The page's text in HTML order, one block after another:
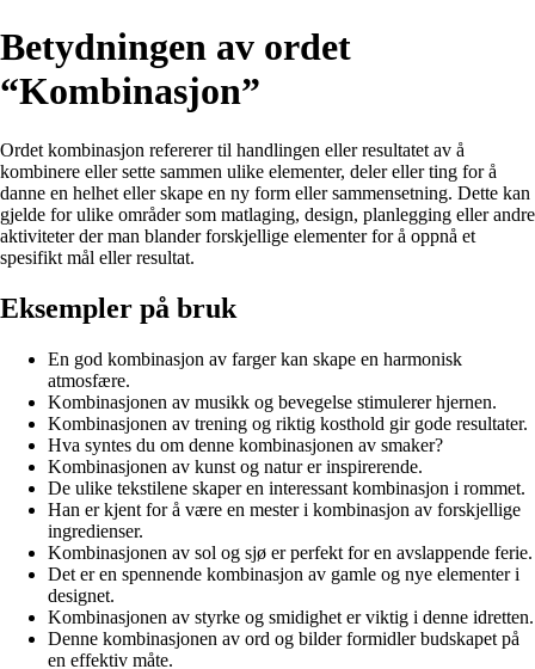
Betydningen av ordet
“Kombinasjon”
Ordet kombinasjon refererer til handlingen eller resultatet av å
kombinere eller sette sammen ulike elementer, deler eller ting for å
danne en helhet eller skape en ny form eller sammensetning. Dette kan
gjelde for ulike områder som matlaging, design, planlegging eller andre
aktiviteter der man blander forskjellige elementer for å oppnå et
spesifikt mål eller resultat.
Eksempler på bruk
En god kombinasjon av farger kan skape en harmonisk
atmosfære.
Kombinasjonen av musikk og bevegelse stimulerer hjernen.
Kombinasjonen av trening og riktig kosthold gir gode resultater.
Hva syntes du om denne kombinasjonen av smaker?
Kombinasjonen av kunst og natur er inspirerende.
De ulike tekstilene skaper en interessant kombinasjon i rommet.
Han er kjent for å være en mester i kombinasjon av forskjellige
ingredienser.
Kombinasjonen av sol og sjø er perfekt for en avslappende ferie.
Det er en spennende kombinasjon av gamle og nye elementer i
designet.
Kombinasjonen av styrke og smidighet er viktig i denne idretten.
Denne kombinasjonen av ord og bilder formidler budskapet på
en effektiv måte.